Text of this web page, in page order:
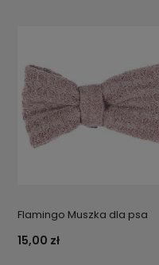
Flamingo Muszka dla psa
15,00 zł